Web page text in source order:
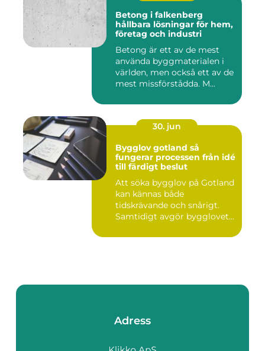
Betong i falkenberg
hållbara lösningar för hem,
företag och industri
Betong är ett av de mest
använda byggmaterialen i
världen, men också ett av de
mest missförstådda. M...
30. jun
Bygglov gotland så
fungerar processen från idé
till färdigt beslut
Att söka bygglov på Gotland
kan kännas både
tidskrävande och snårigt.
Samtidigt avgör bygglovet
Adress